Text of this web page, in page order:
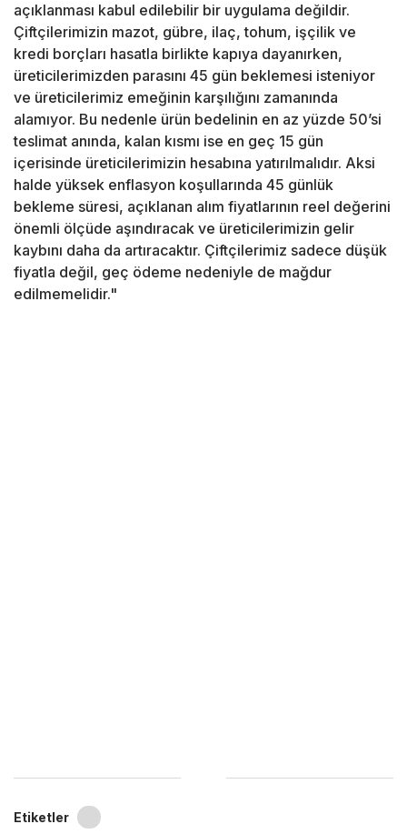
açıklanması kabul edilebilir bir uygulama değildir.
Çiftçilerimizin mazot, gübre, ilaç, tohum, işçilik ve
kredi borçları hasatla birlikte kapıya dayanırken,
üreticilerimizden parasını 45 gün beklemesi isteniyor
ve üreticilerimiz emeğinin karşılığını zamanında
alamıyor. Bu nedenle ürün bedelinin en az yüzde 50’si
teslimat anında, kalan kısmı ise en geç 15 gün
içerisinde üreticilerimizin hesabına yatırılmalıdır. Aksi
halde yüksek enflasyon koşullarında 45 günlük
bekleme süresi, açıklanan alım fiyatlarının reel değerini
önemli ölçüde aşındıracak ve üreticilerimizin gelir
kaybını daha da artıracaktır. Çiftçilerimiz sadece düşük
fiyatla değil, geç ödeme nedeniyle de mağdur
edilmemelidir."
Etiketler